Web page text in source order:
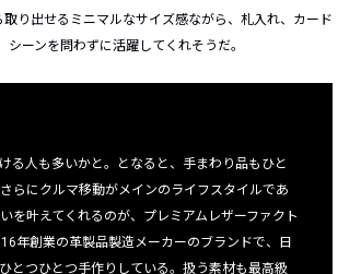
り出せるミニマルなサイズ感ながら、札入れ、カード
ーンを問わずに活躍してくれそうだ。
る人も多いかと。となると、手まわり品もひと
らにクルマ移動がメインのライフスタイルであ
を叶えてくれるのが、プレミアムレザーファクト
年創業の革製品製造メーカーのブランドで、日
とつひとつ手作りしている。扱う素材も最高級